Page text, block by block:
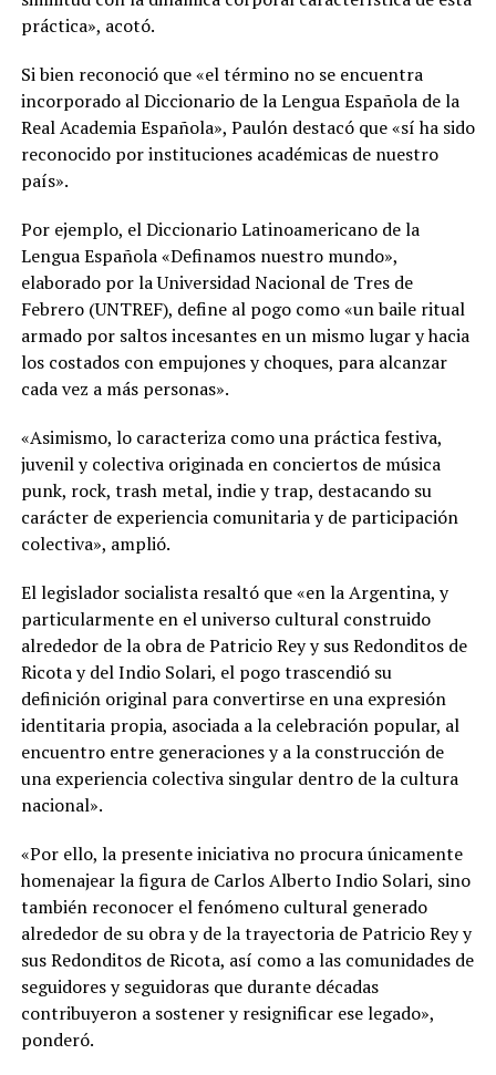
práctica», acotó.
Si bien reconoció que «el término no se encuentra
incorporado al Diccionario de la Lengua Española de la
Real Academia Española», Paulón destacó que «sí ha sido
reconocido por instituciones académicas de nuestro
país».
Por ejemplo, el Diccionario Latinoamericano de la
Lengua Española «Definamos nuestro mundo»,
elaborado por la Universidad Nacional de Tres de
Febrero (UNTREF), define al pogo como «un baile ritual
armado por saltos incesantes en un mismo lugar y hacia
los costados con empujones y choques, para alcanzar
cada vez a más personas».
«Asimismo, lo caracteriza como una práctica festiva,
juvenil y colectiva originada en conciertos de música
punk, rock, trash metal, indie y trap, destacando su
carácter de experiencia comunitaria y de participación
colectiva», amplió.
El legislador socialista resaltó que «en la Argentina, y
particularmente en el universo cultural construido
alrededor de la obra de Patricio Rey y sus Redonditos de
Ricota y del Indio Solari, el pogo trascendió su
definición original para convertirse en una expresión
identitaria propia, asociada a la celebración popular, al
encuentro entre generaciones y a la construcción de
una experiencia colectiva singular dentro de la cultura
nacional».
«Por ello, la presente iniciativa no procura únicamente
homenajear la figura de Carlos Alberto Indio Solari, sino
también reconocer el fenómeno cultural generado
alrededor de su obra y de la trayectoria de Patricio Rey y
sus Redonditos de Ricota, así como a las comunidades de
seguidores y seguidoras que durante décadas
contribuyeron a sostener y resignificar ese legado»,
ponderó.